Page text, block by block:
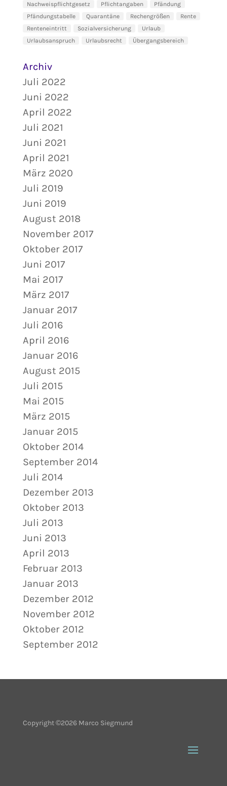
Nachweispflichtgesetz
Pflichtangaben
Pfändung
Pfändungstabelle
Quarantäne Rechengrößen
Rente
Renteneintritt
Sozialversicherung
Urlaub
Urlaubsanspruch
Urlaubsrecht Übergangsbereich
Archiv
Juli 2022
Juni 2022
April 2022
Juli 2021
Juni 2021
April 2021
März 2020
Juli 2019
Juni 2019
August 2018
November 2017
Oktober 2017
Juni 2017
Mai 2017
März 2017
Januar 2017
Juli 2016
April 2016
Januar 2016
August 2015
Juli 2015
Mai 2015
März 2015
Januar 2015
Oktober 2014
September 2014
Juli 2014
Dezember 2013
Oktober 2013
Juli 2013
Juni 2013
April 2013
Februar 2013
Januar 2013
Dezember 2012
November 2012
Oktober 2012
September 2012
Copyright ©2026 Marco Siegmund